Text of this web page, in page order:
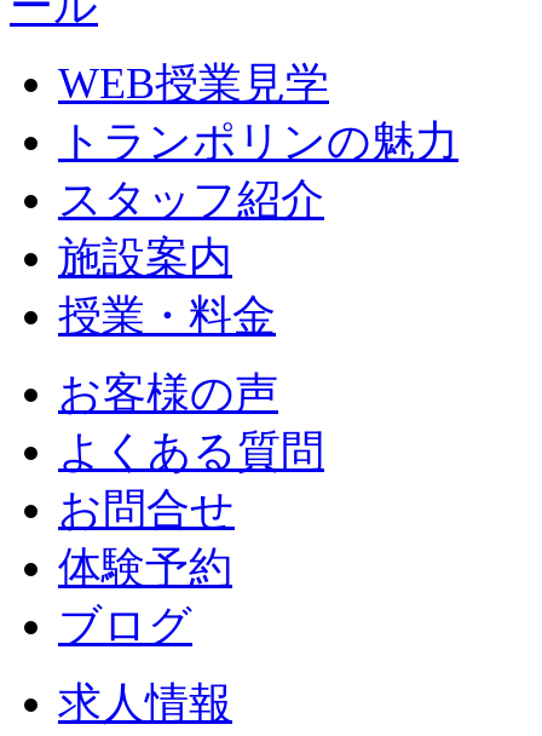
WEB授業見学
トランポリンの魅力
スタッフ紹介
施設案内
授業・料金
お客様の声
よくある質問
お問合せ
体験予約
ブログ
求人情報